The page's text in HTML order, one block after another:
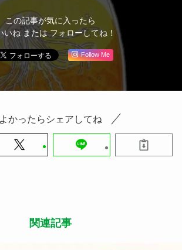
この記事が気に入ったら
いね または フォローしてね！
Follow Me
よかったらシェアしてね
関連記事